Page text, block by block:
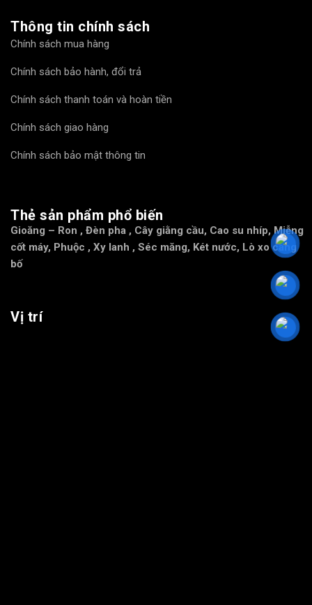
Thông tin chính sách
Chính sách mua hàng
Chính sách bảo hành, đổi trả
Chính sách thanh toán và hoàn tiền
Chính sách giao hàng
Chính sách bảo mật thông tin
Thẻ sản phẩm phổ biến
Gioăng – Ron , Đèn pha , Cây giằng cầu, Cao su nhíp, Miễng
cốt máy, Phuộc , Xy lanh , Séc măng, Két nước, Lò xo càng
bố
Vị trí